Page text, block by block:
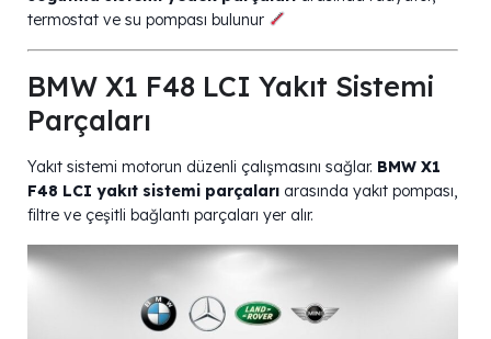
termostat ve su pompası bulunur
BMW X1 F48 LCI Yakıt Sistemi
Parçaları
Yakıt sistemi motorun düzenli çalışmasını sağlar. BMW X1
F48 LCI yakıt sistemi parçaları arasında yakıt pompası,
filtre ve çeşitli bağlantı parçaları yer alır.